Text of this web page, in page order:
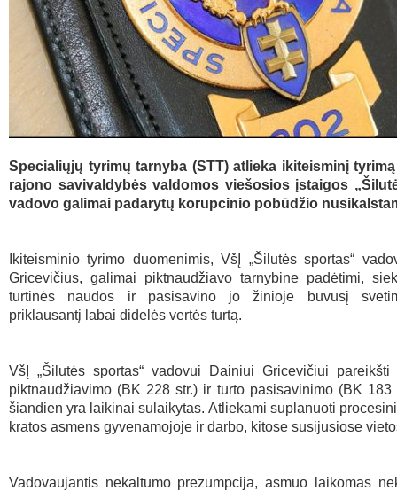
Specialiųjų tyrimų tarnyba (STT) atlieka ikiteisminį
rajono savivaldybės valdomos viešosios įstaigos
vadovo galimai padarytų korupcinio pobūdžio
Ikiteisminio tyrimo duomenimis, VšĮ „Šilutės sportas“
Gricevičius, galimai piktnaudžiavo tarnybine padėtimi,
turtinės naudos ir pasisavino jo žinioje buvusį
priklausantį labai didelės vertės turtą.
VšĮ „Šilutės sportas“ vadovui Dainiui Gricevičiui
piktnaudžiavimo (BK 228 str.) ir turto pasisavinimo (BK 183
šiandien yra laikinai sulaikytas. Atliekami suplanuoti
kratos asmens gyvenamojoje ir darbo, kitose susijusiose
Vadovaujantis nekaltumo prezumpcija, asmuo laikomas